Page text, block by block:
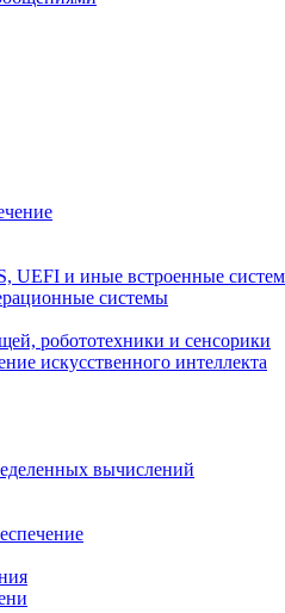
UEFI и иные встроенные
системы
робототехники и сенсорики
искусственного интеллекта
вычислений